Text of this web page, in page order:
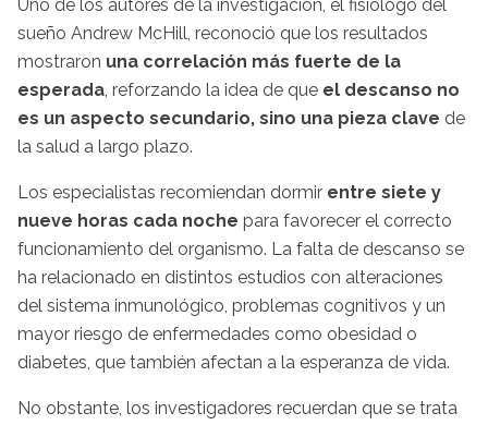
Uno de los autores de la investigación, el fisiólogo del
sueño Andrew McHill, reconoció que los resultados
mostraron una correlación más fuerte de la
esperada, reforzando la idea de que el descanso no
es un aspecto secundario, sino una pieza clave de
la salud a largo plazo.
Los especialistas recomiendan dormir entre siete y
nueve horas cada noche para favorecer el correcto
funcionamiento del organismo. La falta de descanso se
ha relacionado en distintos estudios con alteraciones
del sistema inmunológico, problemas cognitivos y un
mayor riesgo de enfermedades como obesidad o
diabetes, que también afectan a la esperanza de vida.
No obstante, los investigadores recuerdan que se trata